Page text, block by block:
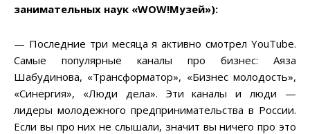
занимательных наук «WOW!Музей»):
— Последние три месяца я активно смотрел YouTube.
Самые популярные каналы про бизнес: Аяза
Шабудинова, «Трансформатор», «Бизнес молодость»,
«Синергия», «Люди дела». Эти каналы и люди —
лидеры молодежного предпринимательства в России.
Если вы про них не слышали, значит вы ничего про это